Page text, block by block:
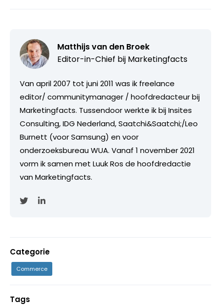
Matthijs van den Broek
Editor-in-Chief bij Marketingfacts
Van april 2007 tot juni 2011 was ik freelance
editor/ communitymanager / hoofdredacteur bij
Marketingfacts. Tussendoor werkte ik bij Insites
Consulting, IDG Nederland, Saatchi&Saatchi;/Leo
Burnett (voor Samsung) en voor
onderzoeksbureau WUA. Vanaf 1 november 2021
vorm ik samen met Luuk Ros de hoofdredactie
van Marketingfacts.
Categorie
Commerce
Tags